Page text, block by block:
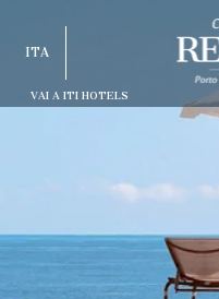
VAI A ITI HOTELS
ITA